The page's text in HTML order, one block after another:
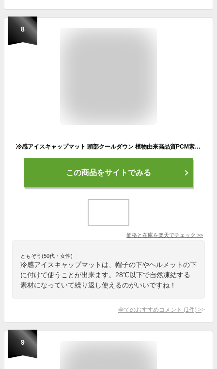
8
冷感アイスキャップマット 頭部クールダウン 植物由来高品質PCM素材採用 28℃以下自然凍結/22℃持続冷却 超軽量130g設計 繰り返し使用可能 熱中症予防・スポーツ・アウトドア対応 野球帽/自転車ヘルメット内蔵用 ドイツ製技術&NASA開発素材 抗菌加工/凍傷防止
この商品をサイトでみる
価格と在庫を楽天でチェック >>
ともぞう(50代・女性)
冷感アイスキャップマットは、帽子の下やヘルメットの下
に付けて使うことが出来ます。28℃以下で自然凍結する
素材になっていて繰り返し使えるのがいいですね！
全てのおすすめコメント (1 件) >
9